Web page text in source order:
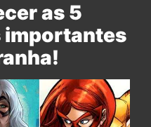
as 5
importantes